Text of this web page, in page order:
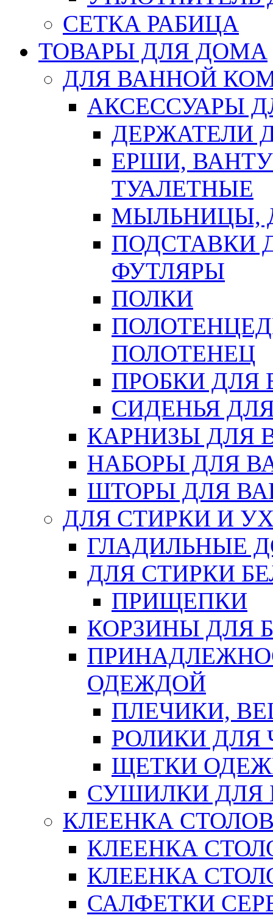
СЕТКА РАБИЦА
ТОВАРЫ ДЛЯ ДОМА
ДЛЯ ВАННОЙ
АКСЕССУАРЫ
ДЕРЖАТЕЛИ
ЕРШИ,
ТУАЛЕТНЫЕ
МЫЛЬНИЦЫ,
ПОДСТАВКИ
ФУТЛЯРЫ
ПОЛКИ
ПОЛОТЕНЕЦ
ПРОБКИ ДЛЯ
СИДЕНЬЯ
КАРНИЗЫ ДЛЯ
НАБОРЫ ДЛЯ
ШТОРЫ ДЛЯ
ДЛЯ СТИРКИ И
ГЛАДИЛЬНЫЕ
ДЛЯ СТИРКИ
ПРИЩЕПКИ
КОРЗИНЫ ДЛЯ
ОДЕЖДОЙ
ПЛЕЧИКИ,
РОЛИКИ ДЛЯ
ЩЕТКИ
СУШИЛКИ ДЛЯ
КЛЕЕНКА
КЛЕЕНКА
КЛЕЕНКА
САЛФЕТКИ